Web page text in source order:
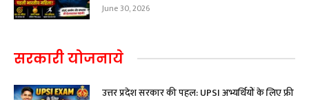
June 30, 2026
सरकारी योजनाये
उत्तर प्रदेश सरकार की पहल: UPSI अभ्यर्थियों के लिए फ्री